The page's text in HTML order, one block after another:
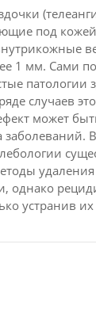
под кожей
1 мм. Сами
патологии
случаев
может
заболеваний. В
удаления
однако
устранив